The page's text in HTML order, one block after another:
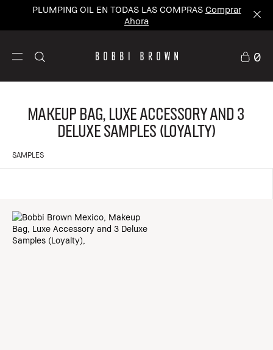
PLUMPING OIL EN TODAS LAS COMPRAS Comprar
Ahora
0
Makeup Bag, Luxe Accessory and 3
Deluxe Samples (Loyalty)
SAMPLES